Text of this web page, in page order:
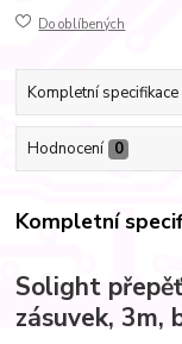
Do oblíbených
Kompletní specifikace
Hodnocení 0
Kompletní
Solight
zásuvek, 3m,